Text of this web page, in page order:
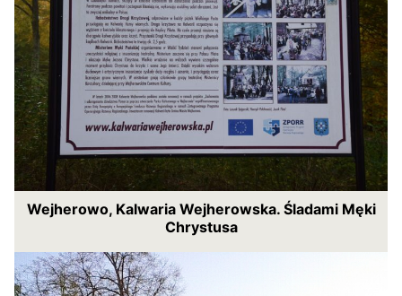
Wejherowo, Kalwaria Wejherowska. Śladami Męki
Chrystusa